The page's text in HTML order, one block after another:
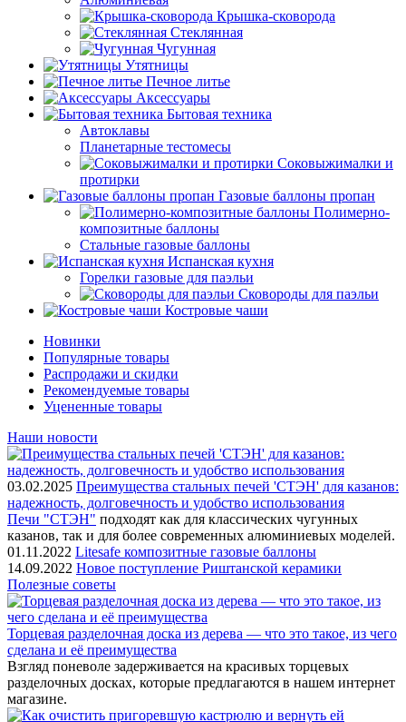
Крышка-сковорода
Стеклянная
Чугунная
Утятницы
Печное литье
Аксессуары
Бытовая техника
Автоклавы
Планетарные тестомесы
Соковыжималки и
протирки
Газовые баллоны пропан
Полимерно-
композитные баллоны
Стальные газовые баллоны
Испанская кухня
Горелки газовые для паэльи
Сковороды для паэльи
Костровые чаши
Новинки
Популярные товары
Распродажи и скидки
Рекомендуемые товары
Уцененные товары
Наши новости
03.02.2025 Преимущества стальных печей 'СТЭН' для казанов:
надежность, долговечность и удобство использования
Печи "СТЭН" подходят как для классических чугунных
казанов, так и для более современных алюминиевых моделей.
01.11.2022 Litesafe композитные газовые баллоны
14.09.2022 Новое поступление Риштанской керамики
Полезные советы
Торцевая разделочная доска из дерева — что это такое, из чего
сделана и её преимущества
Взгляд поневоле задерживается на красивых торцевых
разделочных досках, которые предлагаются в нашем интернет
магазине.